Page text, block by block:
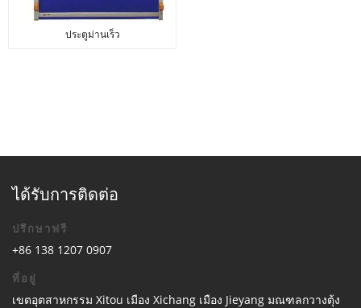
ประตูม่านเร็ว
ได้รับการติดต่อ
ปรึกษาฟรี
+86 138 1207 0907
ที่อยู่
เขตอุตสาหกรรม Xitou เมือง Xichang เมือง Jieyang มณฑลกวางตุ้ง